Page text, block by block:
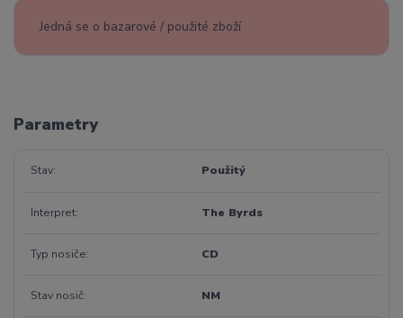
Jedná se o bazarové / použité zboží
Parametry
Stav Použitý
Interpret The Byrds
Typ nosiče CD
Stav nosič NM